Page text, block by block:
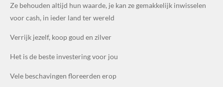
Ze behouden altijd hun waarde, je kan ze gemakkelijk inwisselen
voor cash, in ieder land ter wereld
Verrijk jezelf, koop goud en zilver
Het is de beste investering voor jou
Vele beschavingen floreerden erop